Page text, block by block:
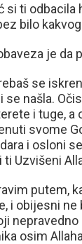
si ti odbacila
bilo
je da
se
se našla.
i tuge,
svome
i osloni
ti Uzvišeni
putem,
i obijesni ne
osim